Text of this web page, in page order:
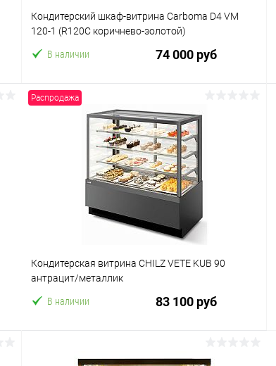
Кондитерский шкаф-витрина Carboma D4 VM
120-1 (R120C коричнево-золотой)
В наличии 74 000 руб
В корзину
Купить в 1 клик Сравнение
В избранное
Распродажа
Кондитерская витрина CHILZ VETE KUB 90
антрацит/металлик
В наличии 83 100 руб
В корзину